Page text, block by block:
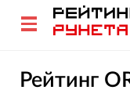
Рейтинг